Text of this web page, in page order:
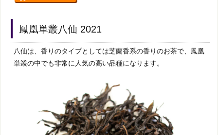
鳳凰単叢八仙 2021
八仙は、香りのタイプとしては芝蘭香系の香りのお茶で、鳳凰
単叢の中でも非常に人気の高い品種になります。